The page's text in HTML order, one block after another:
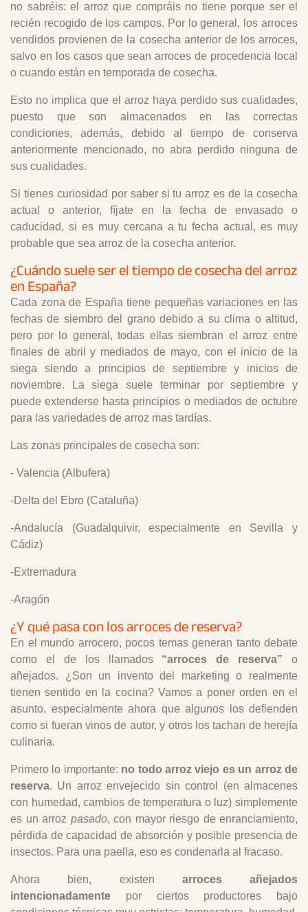
no sabréis: el arroz que compráis no tiene porque ser el
recién recogido de los campos. Por lo general, los arroces
vendidos provienen de la cosecha anterior de los arroces,
salvo en los casos que sean arroces de procedencia local
o cuando están en temporada de cosecha.
Esto no implica que el arroz haya perdido sus cualidades,
puesto que son almacenados en las correctas
condiciones, además, debido al tiempo de conserva
anteriormente mencionado, no abra perdido ninguna de
sus cualidades.
Si tienes curiosidad por saber si tu arroz es de la cosecha
actual o anterior, fíjate en la fecha de envasado o
caducidad, si es muy cercana a tu fecha actual, es muy
probable que sea arroz de la cosecha anterior.
¿Cuándo suele ser el tiempo de cosecha del arroz
en España?
Cada zona de España tiene pequeñas variaciones en las
fechas de siembro del grano debido a su clima o altitud,
pero por lo general, todas ellas siembran el arroz entre
finales de abril y mediados de mayo, con el inicio de la
siega siendo a principios de septiembre y inicios de
noviembre. La siega suele terminar por septiembre y
puede extenderse hasta principios o mediados de octubre
para las variedades de arroz mas tardías.
Las zonas principales de cosecha son:
- Valencia (Albufera)
-Delta del Ebro (Cataluña)
-Andalucía (Guadalquivir, especialmente en Sevilla y
Cádiz)
-Extremadura
-Aragón
¿Y qué pasa con los arroces de reserva?
En el mundo arrocero, pocos temas generan tanto debate
como el de los llamados “arroces de reserva” o
añejados. ¿Son un invento del marketing o realmente
tienen sentido en la cocina? Vamos a poner orden en el
asunto, especialmente ahora que algunos los defienden
como si fueran vinos de autor, y otros los tachan de herejía
culinaria.
Primero lo importante: no todo arroz viejo es un arroz de
reserva. Un arroz envejecido sin control (en almacenes
con humedad, cambios de temperatura o luz) simplemente
es un arroz pasado, con mayor riesgo de enranciamiento,
pérdida de capacidad de absorción y posible presencia de
insectos. Para una paella, eso es condenarla al fracaso.
Ahora bien, existen arroces añejados
intencionadamente por ciertos productores bajo